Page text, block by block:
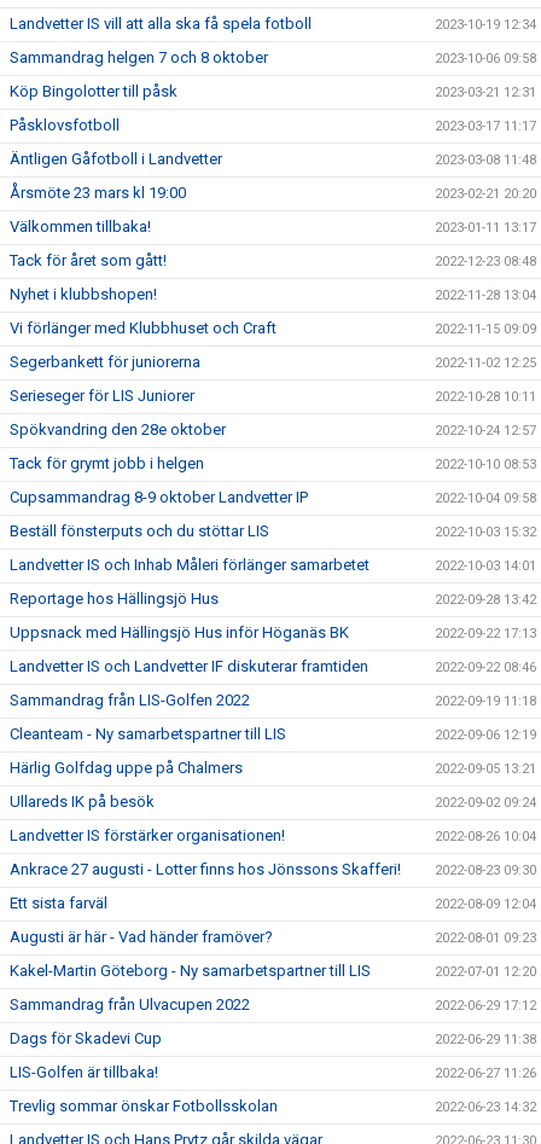
Landvetter IS vill att alla ska få spela fotboll 2023-10-19 12:34
Sammandrag helgen 7 och 8 oktober 2023-10-06 09:58
Köp Bingolotter till påsk 2023-03-21 12:31
Påsklovsfotboll 2023-03-17 11:17
Äntligen Gåfotboll i Landvetter 2023-03-08 11:48
Årsmöte 23 mars kl 19:00 2023-02-21 20:20
Välkommen tillbaka! 2023-01-11 13:17
Tack för året som gått! 2022-12-23 08:48
Nyhet i klubbshopen! 2022-11-28 13:04
Vi förlänger med Klubbhuset och Craft 2022-11-15 09:09
Segerbankett för juniorerna 2022-11-02 12:25
Serieseger för LIS Juniorer 2022-10-28 10:11
Spökvandring den 28e oktober 2022-10-24 12:57
Tack för grymt jobb i helgen 2022-10-10 08:53
Cupsammandrag 8-9 oktober Landvetter IP 2022-10-04 09:58
Beställ fönsterputs och du stöttar LIS 2022-10-03 15:32
Landvetter IS och Inhab Måleri förlänger samarbetet 2022-10-03 14:01
Reportage hos Hällingsjö Hus 2022-09-28 13:42
Uppsnack med Hällingsjö Hus inför Höganäs BK 2022-09-22 17:13
Landvetter IS och Landvetter IF diskuterar framtiden 2022-09-22 08:46
Sammandrag från LIS-Golfen 2022 2022-09-19 11:18
Cleanteam - Ny samarbetspartner till LIS 2022-09-06 12:19
Härlig Golfdag uppe på Chalmers 2022-09-05 13:21
Ullareds IK på besök 2022-09-02 09:24
Landvetter IS förstärker organisationen! 2022-08-26 10:04
Ankrace 27 augusti - Lotter finns hos Jönssons Skafferi! 2022-08-23 09:30
Ett sista farväl 2022-08-09 12:04
Augusti är här - Vad händer framöver? 2022-08-01 09:23
Kakel-Martin Göteborg - Ny samarbetspartner till LIS 2022-07-01 12:20
Sammandrag från Ulvacupen 2022 2022-06-29 17:12
Dags för Skadevi Cup 2022-06-29 11:38
LIS-Golfen är tillbaka! 2022-06-27 11:26
Trevlig sommar önskar Fotbollsskolan 2022-06-23 14:32
Landvetter IS och Hans Prytz går skilda vägar